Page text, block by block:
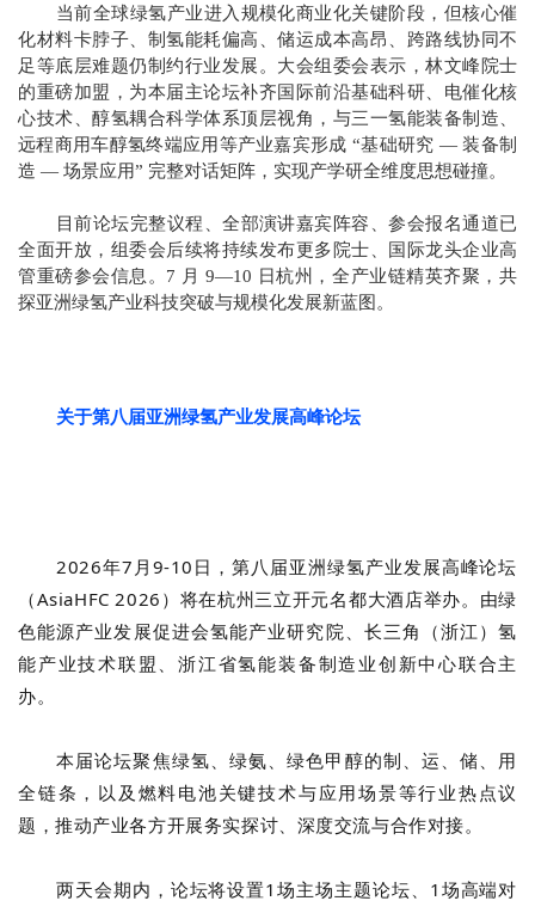
当前全球绿氢产业进入规模化商业化关键阶段，但核心催
化材料卡脖子、制氢能耗偏高、储运成本高昂、跨路线协同不
足等底层难题仍制约行业发展。大会组委会表示，林文峰院士
的重磅加盟，为本届主论坛补齐国际前沿基础科研、电催化核
心技术、醇氢耦合科学体系顶层视角，与三一氢能装备制造、
远程商用车醇氢终端应用等产业嘉宾形成 “基础研究 — 装备制
造 — 场景应用” 完整对话矩阵，实现产学研全维度思想碰撞。
目前论坛完整议程、全部演讲嘉宾阵容、参会报名通道已
全面开放，组委会后续将持续发布更多院士、国际龙头企业高
管重磅参会信息。7 月 9—10 日杭州，全产业链精英齐聚，共
探亚洲绿氢产业科技突破与规模化发展新蓝图。
关于第八届亚洲绿氢产业发展高峰论坛
2026年7月9-10日，第八届亚洲绿氢产业发展高峰论坛
（AsiaHFC 2026）将在杭州三立开元名都大酒店举办。由绿
色能源产业发展促进会氢能产业研究院、长三角（浙江）氢
能产业技术联盟、浙江省氢能装备制造业创新中心联合主
办。
本届论坛聚焦绿氢、绿氨、绿色甲醇的制、运、储、用
全链条，以及燃料电池关键技术与应用场景等行业热点议
题，推动产业各方开展务实探讨、深度交流与合作对接。
两天会期内，论坛将设置1场主场主题论坛、1场高端对